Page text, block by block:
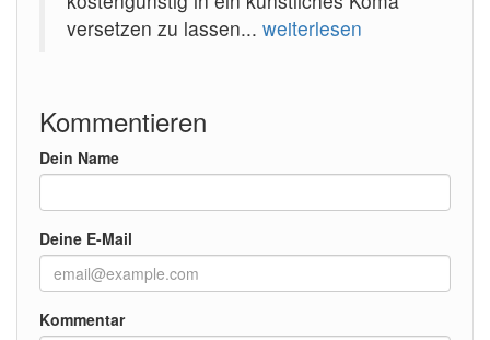
versetzen zu lassen... weiterlesen
Kommentieren
Dein Name
Deine E-Mail
Kommentar